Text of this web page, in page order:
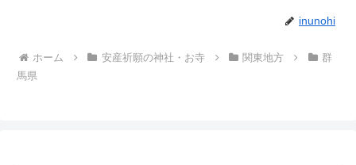
inunohi
ホーム 安産祈願の神社・お寺 関東地方
群
馬県